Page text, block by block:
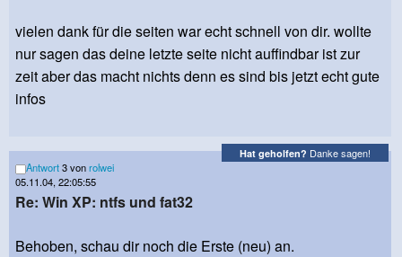
vielen dank für die seiten war echt schnell von dir. wollte
nur sagen das deine letzte seite nicht auffindbar ist zur
zeit aber das macht nichts denn es sind bis jetzt echt gute
infos
Hat geholfen? Danke sagen!
Antwort3 vonrolwei
05.11.04, 22:05:55
Re: Win XP: ntfs und fat32
Behoben, schau dir noch die Erste (neu) an.